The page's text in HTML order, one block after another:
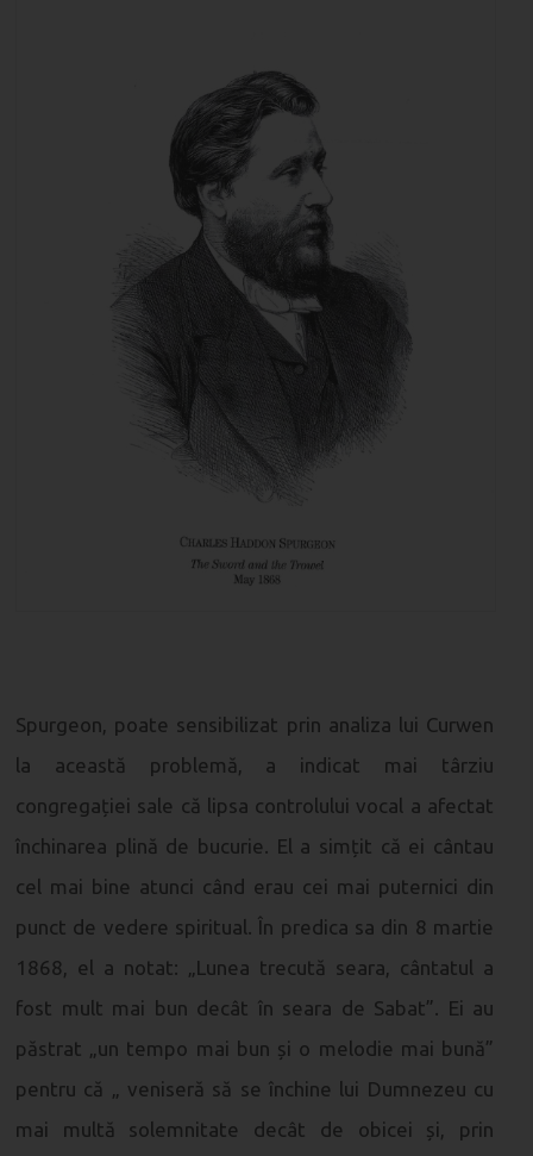
Spurgeon, poate sensibilizat prin analiza lui Curwen
la această problemă, a indicat mai târziu
congregației sale că lipsa controlului vocal a afectat
închinarea plină de bucurie. El a simțit că ei cântau
cel mai bine atunci când erau cei mai puternici din
punct de vedere spiritual. În predica sa din 8 martie
1868, el a notat: „Lunea trecută seara, cântatul a
fost mult mai bun decât în ​​seara de Sabat”. Ei au
păstrat „un tempo mai bun și o melodie mai bună”
pentru că „ veniseră să se închine lui Dumnezeu cu
mai multă solemnitate decât de obicei și, prin